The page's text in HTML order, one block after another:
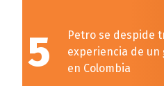
5
Petro se despide
experiencia de
en Colombia